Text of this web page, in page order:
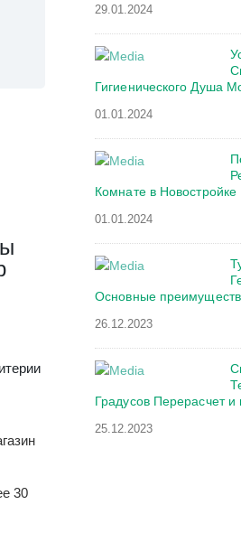
30
29.01.2024
Гигиенического Душа
01.01.2024
Комнате в
01.01.2024
Основные
26.12.2023
Градусов Перерасчет и
25.12.2023